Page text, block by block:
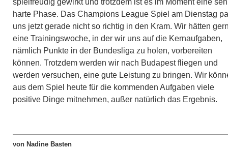
spielfreudig gewirkt und trotzdem ist es im Moment eine
harte Phase. Das Champions League Spiel am Dienstag
uns jetzt gerade nicht so richtig in den Kram. Wir hätten
eine Trainingswoche, in der wir uns auf die Kernaufgaben,
nämlich Punkte in der Bundesliga zu holen, vorbereiten
können. Trotzdem werden wir nach Budapest fliegen und
werden versuchen, eine gute Leistung zu bringen. Wir
aus dem Spiel heute für die kommenden Aufgaben viele
positive Dinge mitnehmen, außer natürlich das Ergebnis.
von Nadine Basten